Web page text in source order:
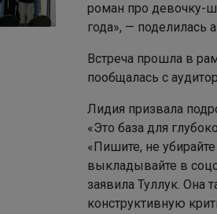
роман про девочку-
года», — поделилась
Встреча прошла в
пообщалась с
Лидия призвала
«Это база для
«Пишите, не
выкладывайте в
заявила Туллук. Она
конструктивную